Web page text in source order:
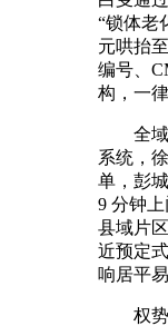
“锁体老
元哄抬
编号、
构，一律
全域
系统，
单，彭
9 分钟上
县域片
近预定
响居平
权势